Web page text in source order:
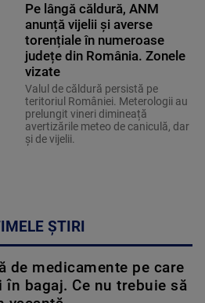
Pe lângă căldură, ANM
anunță vijelii și averse
torențiale în numeroase
județe din România. Zonele
vizate
Valul de căldură persistă pe
teritoriul României. Meterologii au
prelungit vineri dimineață
avertizările meteo de caniculă, dar
și de vijelii.
ȘTIRI
de medicamente pe care
în bagaj. Ce nu trebuie să